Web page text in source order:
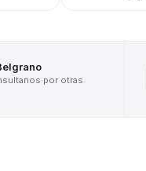
por otras